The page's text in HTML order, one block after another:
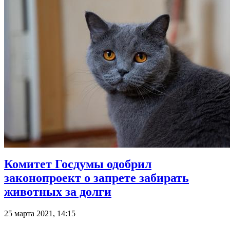
Комитет Госдумы одобрил
законопроект о запрете забирать
животных за долги
25 марта 2021, 14:15